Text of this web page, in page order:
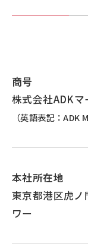
企画力・ク
統合ソリュ
ニュース
商号
株式会社ADK
（英語表記：
本社所在地
東京都港区虎
ワー